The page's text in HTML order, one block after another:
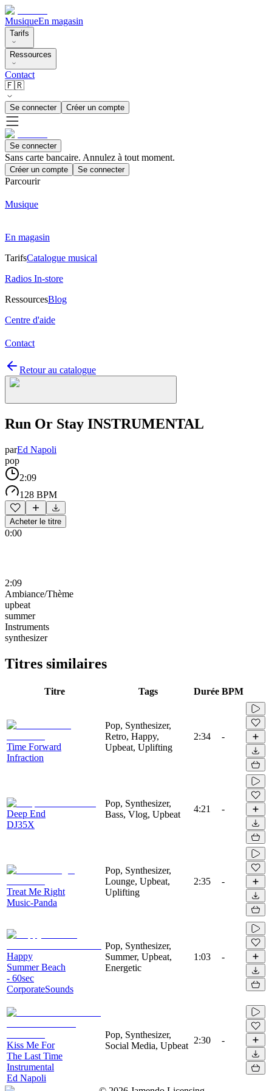
MusiqueEn magasin
Tarifs
Ressources
Contact
🇫🇷
Se connecter Créer un compte
Se connecter
Sans carte bancaire. Annulez à tout moment.
Créer un compte Se connecter
Parcourir
Musique
En magasin
TarifsCatalogue musical
Radios In-store
RessourcesBlog
Centre d'aide
Contact
Retour au catalogue
Run Or Stay INSTRUMENTAL
parEd Napoli
pop
2:09
128 BPM
Acheter le titre
0:00
2:09
Ambiance/Thème
upbeat
summer
Instruments
synthesizer
Titres similaires
Titre Tags Durée BPM
Time Forward
Infraction
Pop, Synthesizer,
Retro, Happy,
Upbeat, Uplifting
2:34 -
Deep End
DJ35X
Pop, Synthesizer,
Bass, Vlog, Upbeat
4:21 -
Treat Me Right
Music-Panda
Pop, Synthesizer,
Lounge, Upbeat,
Uplifting
2:35 -
Happy
Summer Beach
- 60sec
CorporateSounds
Pop, Synthesizer,
Summer, Upbeat,
Energetic
1:03 -
Kiss Me For
The Last Time
Instrumental
Ed Napoli
Pop, Synthesizer,
Social Media, Upbeat
2:30 -